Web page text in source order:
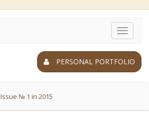
Toggle
PERSONAL PORTFOLIO
Issue № 1 in 2015